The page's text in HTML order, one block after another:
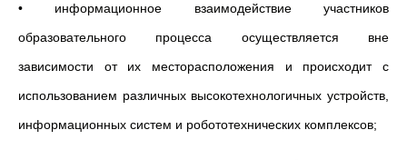
• информационное взаимодействие участников
образовательного процесса осуществляется вне
зависимости от их месторасположения и происходит с
использованием различных высокотехнологичных устройств,
информационных систем и робототехнических комплексов;